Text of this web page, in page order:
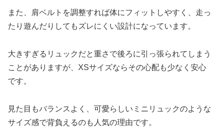
また、肩ベルトを調整すれば体にフィットしやすく、走っ
たり遊んだりしてもズレにくい設計になっています。
大きすぎるリュックだと重さで後ろに引っ張られてしまう
ことがありますが、XSサイズならその心配も少なく安心
です。
見た目もバランスよく、可愛らしいミニリュックのような
サイズ感で背負えるのも人気の理由です。